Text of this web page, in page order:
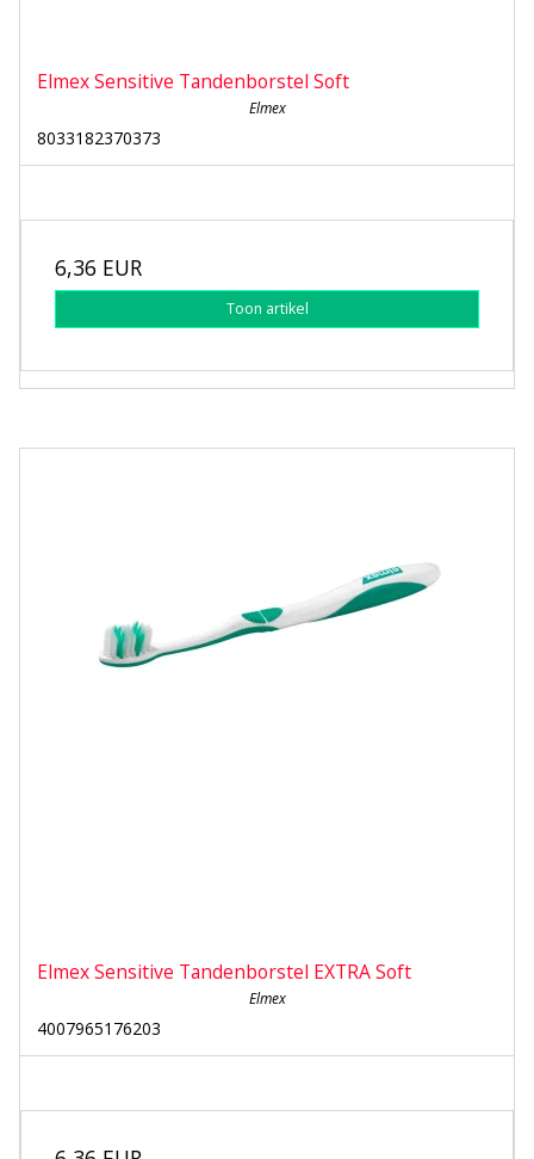
Elmex Sensitive Tandenborstel Soft
Elmex
8033182370373
6,36 EUR
Toon artikel
Elmex Sensitive Tandenborstel EXTRA Soft
Elmex
4007965176203